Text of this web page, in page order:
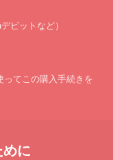
ビットなど）
ってこの購入手続きを
に